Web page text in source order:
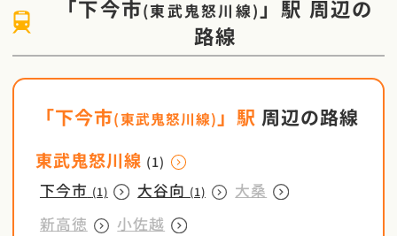
「下今市(東武鬼怒川線)」駅 周辺の
路線
「下今市(東武鬼怒川線)」駅 周辺の路線
東武鬼怒川線 (1)
下今市 (1) 大谷向 (1)
大桑
新高徳
小佐越